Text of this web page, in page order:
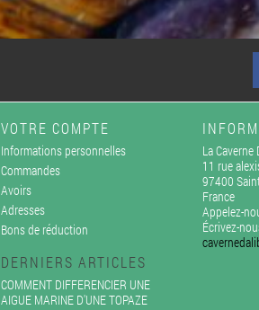
VOTRE COMPTE
Informations personnelles
Commandes
Avoirs
Adresses
Bons de réduction
La Caverne
11 rue
97400
France
Appelez-
Écrivez-
DERNIERS ARTICLES
COMMENT DIFFERENCIER UNE
AIGUE MARINE D'UNE TOPAZE